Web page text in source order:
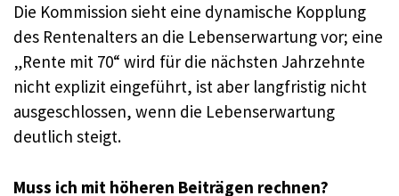
Die Kommission sieht eine dynamische Kopplung
des Rentenalters an die Lebenserwartung vor; eine
„Rente mit 70“ wird für die nächsten Jahrzehnte
nicht explizit eingeführt, ist aber langfristig nicht
ausgeschlossen, wenn die Lebenserwartung
deutlich steigt.
Muss ich mit höheren Beiträgen rechnen?